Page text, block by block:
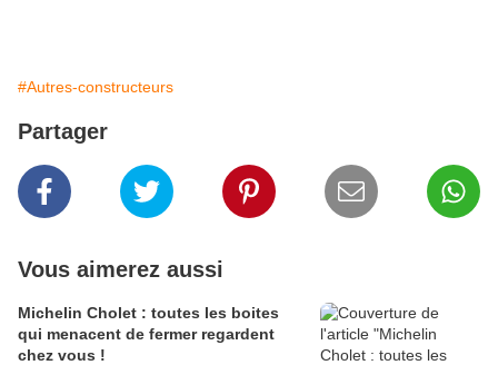
#Autres-constructeurs
Partager
Vous aimerez aussi
Michelin Cholet : toutes les boites
qui menacent de fermer regardent
chez vous !